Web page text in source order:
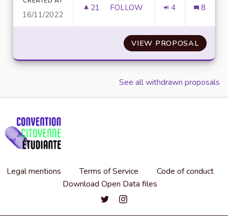
16/11/2022
21 21 FOLLOWERS
FOLLOW 4 8
VIEW PROPOSAL
See all withdrawn proposals
Legal mentions Terms of Service
Code of conduct
Download Open Data files
Convention citoyenne étudiante
Convention citoyenne